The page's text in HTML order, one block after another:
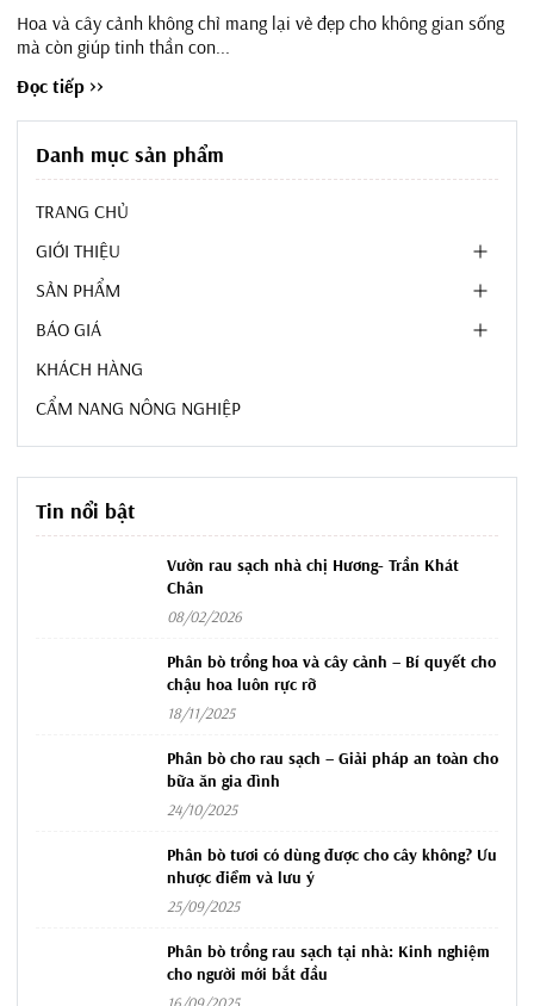
Hoa và cây cảnh không chỉ mang lại vẻ đẹp cho không gian sống
mà còn giúp tinh thần con...
Đọc tiếp >>
Danh mục sản phẩm
TRANG CHỦ
GIỚI THIỆU
SẢN PHẨM
BÁO GIÁ
KHÁCH HÀNG
CẨM NANG NÔNG NGHIỆP
Tin nổi bật
Vườn rau sạch nhà chị Hương- Trần Khát
Chân
08/02/2026
Phân bò trồng hoa và cây cảnh – Bí quyết cho
chậu hoa luôn rực rỡ
18/11/2025
Phân bò cho rau sạch – Giải pháp an toàn cho
bữa ăn gia đình
24/10/2025
Phân bò tươi có dùng được cho cây không? Ưu
nhược điểm và lưu ý
25/09/2025
Phân bò trồng rau sạch tại nhà: Kinh nghiệm
cho người mới bắt đầu